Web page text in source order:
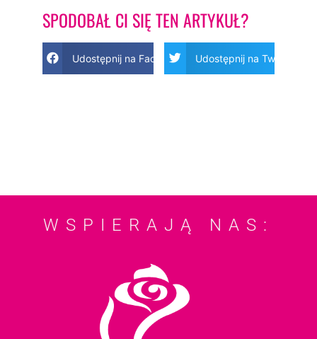
SPODOBAŁ CI SIĘ TEN ARTYKUŁ?
Udostępnij na Facebook Udostępnij na Twitter
WSPIERAJĄ NAS: